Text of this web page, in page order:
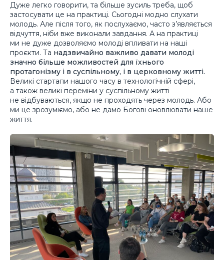
Дуже легко говорити, та більше зусиль треба, щоб
застосувати це на практиці. Сьогодні модно слухати
молодь. Але після того, як послухаємо, часто з’являється
відчуття, ніби вже виконали завдання. А на практиці
ми не дуже дозволяємо молоді впливати на наші
проєкти. Та надзвичайно важливо давати молоді
значно більше можливостей для їхнього
протагонізму і в суспільному, і в церковному житті.
Великі стартапи нашого часу в технологічній сфері,
а також великі переміни у суспільному житті
не відбуваються, якщо не проходять через молодь. Або
ми це зрозуміємо, або не дамо Богові оновлювати наше
життя.